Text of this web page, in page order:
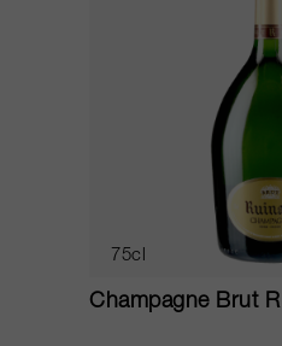
75cl
Champagne Brut